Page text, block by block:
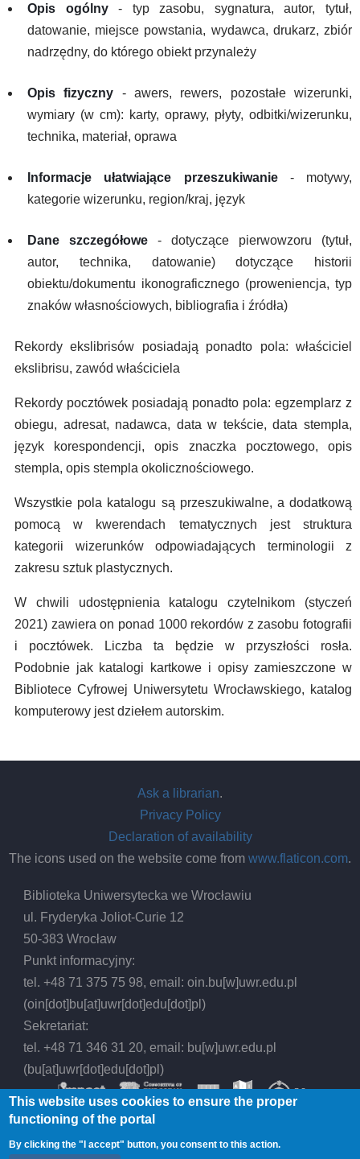
Opis ogólny- typ zasobu, sygnatura, autor, tytuł,
datowanie, miejsce powstania, wydawca, drukarz, zbiór
nadrzędny, do którego obiekt przynależy
Opis fizyczny - awers, rewers, pozostałe wizerunki,
wymiary (w cm): karty, oprawy, płyty, odbitki/wizerunku,
technika, materiał, oprawa
Informacje ułatwiające przeszukiwanie- motywy,
kategorie wizerunku, region/kraj, język
Dane szczegółowe - dotyczące pierwowzoru (tytuł,
autor, technika, datowanie) dotyczące historii
obiektu/dokumentu ikonograficznego (proweniencja, typ
znaków własnościowych, bibliografia i źródła)
Rekordy ekslibrisów posiadają ponadto pola: właściciel
ekslibrisu, zawód właściciela
Rekordy pocztówek posiadają ponadto pola: egzemplarz z
obiegu, adresat, nadawca, data w tekście, data stempla,
język korespondencji, opis znaczka pocztowego, opis
stempla, opis stempla okolicznościowego.
Wszystkie pola katalogu są przeszukiwalne, a dodatkową
pomocą w kwerendach tematycznych jest struktura
kategorii wizerunków odpowiadających terminologii z
zakresu sztuk plastycznych.
W chwili udostępnienia katalogu czytelnikom (styczeń
2021) zawiera on ponad 1000 rekordów z zasobu fotografii
i pocztówek. Liczba ta będzie w przyszłości rosła.
Podobnie jak katalogi kartkowe i opisy zamieszczone w
Bibliotece Cyfrowej Uniwersytetu Wrocławskiego, katalog
komputerowy jest dziełem autorskim.
Ask a librarian.
Privacy Policy
Declaration of availability
The icons used on the website come from www.flaticon.com.
Biblioteka Uniwersytecka we Wrocławiu
ul. Fryderyka Joliot-Curie 12
50-383 Wrocław
Punkt informacyjny:
tel. +48 71 375 75 98, email:oin.bu[w]uwr.edu.pl
(oin[dot]bu[at]uwr[dot]edu[dot]pl)
Sekretariat:
tel. +48 71 346 31 20, email: bu[w]uwr.edu.pl
(bu[at]uwr[dot]edu[dot]pl)
This website uses cookies to ensure the proper
functioning of the portal
By clicking the "I accept" button, you consent to this action.